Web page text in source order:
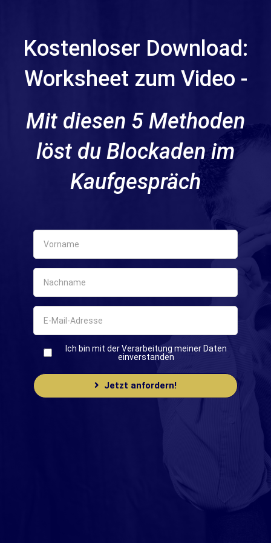
Kostenloser Download:
Worksheet zum Video -
Mit diesen 5 Methoden
löst du Blockaden im
Kaufgespräch
Ich bin mit der Verarbeitung meiner Daten
einverstanden
Jetzt anfordern!